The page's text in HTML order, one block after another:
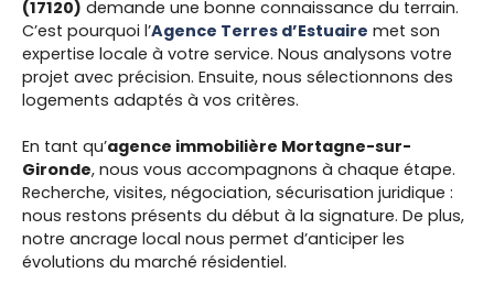
(17120) demande une bonne connaissance du terrain.
C’est pourquoi l’Agence Terres d’Estuaire met son
expertise locale à votre service. Nous analysons votre
projet avec précision. Ensuite, nous sélectionnons des
logements adaptés à vos critères.
En tant qu’agence immobilière Mortagne-sur-
Gironde, nous vous accompagnons à chaque étape.
Recherche, visites, négociation, sécurisation juridique :
nous restons présents du début à la signature. De plus,
notre ancrage local nous permet d’anticiper les
évolutions du marché résidentiel.